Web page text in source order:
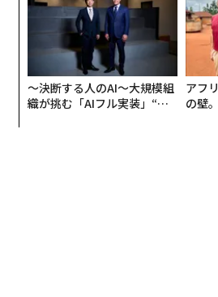
〜決断する人のAI〜大規模組
織が挑む「AIフル実装」“使
アフ
の壁